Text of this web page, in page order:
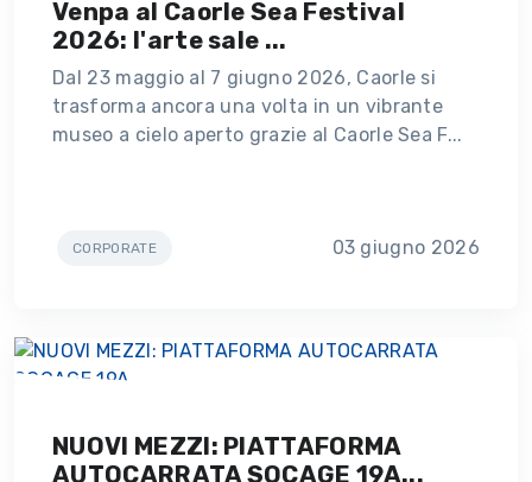
Venpa al Caorle Sea Festival
2026: l'arte sale ...
Dal 23 maggio al 7 giugno 2026, Caorle si
trasforma ancora una volta in un vibrante
museo a cielo aperto grazie al Caorle Sea F...
CORPORATE 03 giugno 2026
NUOVI MEZZI: PIATTAFORMA
AUTOCARRATA SOCAGE 19A...